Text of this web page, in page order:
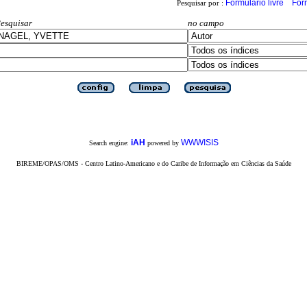
Pesquisar por : Formulário livre
no campo
Search engine: iAH powered by WWWISIS
BIREME/OPAS/OMS - Centro Latino-Americano e do Caribe de Informação em Ciências da Saúde